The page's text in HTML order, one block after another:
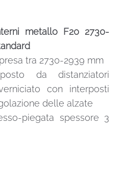
metallo F20 2730-
tra 2730-2939 mm
da distanziatori
con interposti
delle alzate
piegata spessore 3